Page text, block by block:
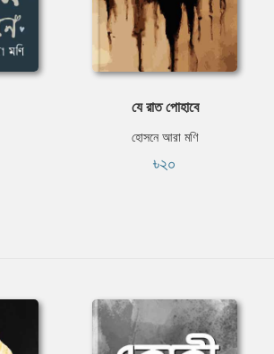
যে রাত পোহাবে
হোসনে আরা মণি
৳২০